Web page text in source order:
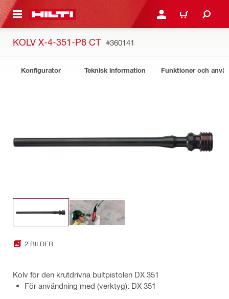
GÅ TILL HUVUDSIDAN LOGGA IN ELLER
VARUKORG
KOLV X-4-351-P8 CT #360141
Konfigurator Teknisk information Funktioner och
2 BILDER
Kolv för den krutdrivna bultpistolen DX 351
För användning med (verktyg): DX 351